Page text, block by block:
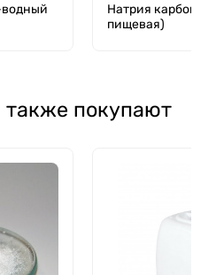
Натрия карбонат
пищевая)
также покупают